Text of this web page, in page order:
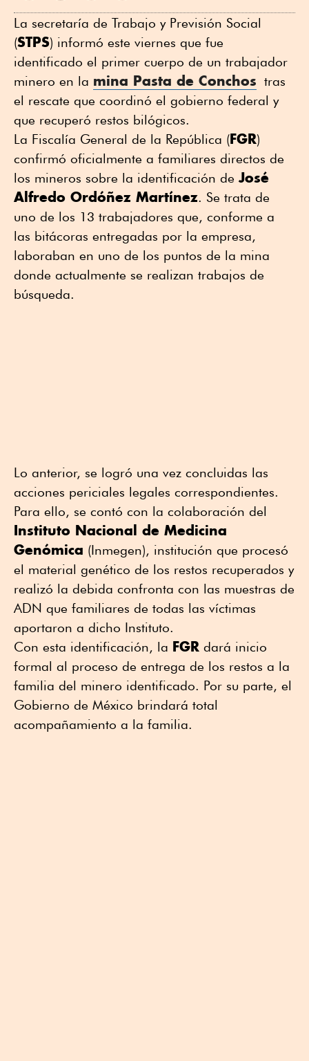
La secretaría de Trabajo y Previsión Social
(STPS) informó este viernes que fue
identificado el primer cuerpo de un trabajador
minero en la mina Pasta de Conchos tras
el rescate que coordinó el gobierno federal y
que recuperó restos bilógicos.
La Fiscalía General de la República (FGR)
confirmó oficialmente a familiares directos de
los mineros sobre la identificación de José
Alfredo Ordóñez Martínez. Se trata de
uno de los 13 trabajadores que, conforme a
las bitácoras entregadas por la empresa,
laboraban en uno de los puntos de la mina
donde actualmente se realizan trabajos de
búsqueda.
Lo anterior, se logró una vez concluidas las
acciones periciales legales correspondientes.
Para ello, se contó con la colaboración del
Instituto Nacional de Medicina
Genómica (Inmegen), institución que procesó
el material genético de los restos recuperados y
realizó la debida confronta con las muestras de
ADN que familiares de todas las víctimas
aportaron a dicho Instituto.
Con esta identificación, la FGR dará inicio
formal al proceso de entrega de los restos a la
familia del minero identificado. Por su parte, el
Gobierno de México brindará total
acompañamiento a la familia.